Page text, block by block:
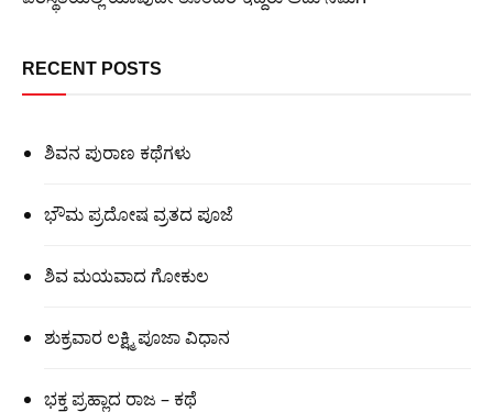
RECENT POSTS
ಶಿವನ ಪುರಾಣ ಕಥೆಗಳು
ಭೌಮ ಪ್ರದೋಷ ವ್ರತದ ಪೂಜೆ
ಶಿವ ಮಯವಾದ ಗೋಕುಲ
ಶುಕ್ರವಾರ ಲಕ್ಷ್ಮಿ ಪೂಜಾ ವಿಧಾನ
ಭಕ್ತ ಪ್ರಹ್ಲಾದ ರಾಜ – ಕಥೆ